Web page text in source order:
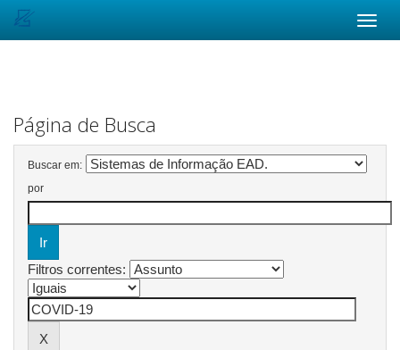
Página de Busca
Buscar em:
por
Filtros correntes: